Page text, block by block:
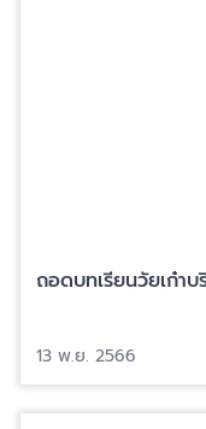
ถอดบทเรียนวัยเก๋าบ
13 พ.ย. 2566